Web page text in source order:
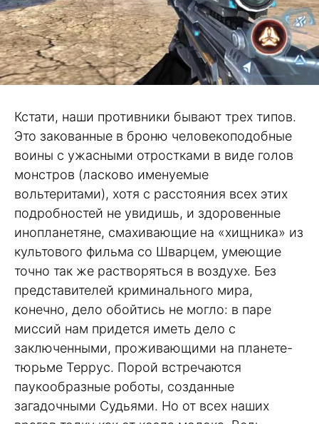
Кстати, наши противники бывают трех типов.
Это закованные в броню человекоподобные
воины с ужасными отростками в виде голов
монстров (ласково именуемые
вольтеритами), хотя с расстояния всех этих
подробностей не увидишь, и здоровенные
инопланетяне, смахивающие на «хищника» из
культового фильма со Шварцем, умеющие
точно так же растворяться в воздухе. Без
представителей криминального мира,
конечно, дело обойтись не могло: в паре
миссий нам придется иметь дело с
заключенными, проживающими на планете-
тюрьме Террус. Порой встречаются
паукообразные роботы, созданные
загадочными Судьями. Но от всех наших